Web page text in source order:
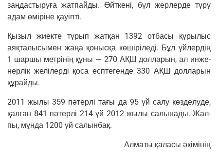
заң­да­сты­руға жат­пай­ды. Өйт­кені, бұл жер­лер­де тұру
адам өміріне қауіпті.
Қызыл жиек­те тұрып жатқан 1392 отба­сы құры­лыс
аяқта­лы­сы­мен жаңа қоны­сқа көшіріледі. Бұл үйлер­дің
1 шар­шы мет­рінің құны — 270 АҚШ дол­ла­рын, ал инже­
нер­лік желілер­ді қоса еспте­ген­де 330 АҚШ дол­ла­рын
құрайды.
2011 жылы 359 пәтер­лі тағы да 95 үй салу көз­де­лу­де,
қалған 841 пәтер­лі 214 үй 2012 жылы салы­на­ды. Жал­
пы, мұн­да 1200 үй салынбақ.
Алма­ты қала­сы әкімінің